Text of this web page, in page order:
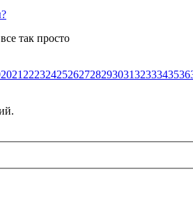
так просто
2021 222324252627282930313233343536